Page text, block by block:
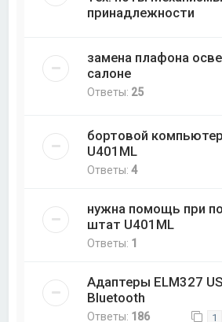
принадлежности
замена плафона
салоне
Ответы: 25
бортовой
U401ML
Ответы:4
нужна помощь при
штат U401ML
Ответы: 1
Адаптеры ELM327
Bluetooth
Ответы: 186 1